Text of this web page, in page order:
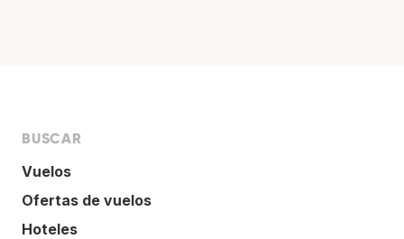
BUSCAR
Vuelos
Ofertas de vuelos
Hoteles